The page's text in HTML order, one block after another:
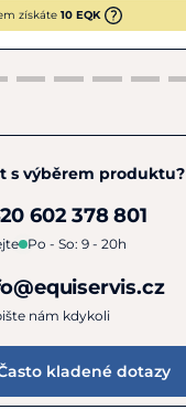
získáte10 EQK
s výběrem produktu?
602 378 801
Po - So: 9 - 20h
nám kdykoli
kladené dotazy